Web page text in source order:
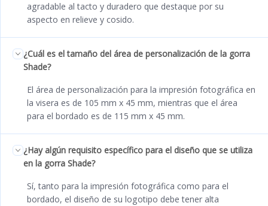
agradable al tacto y duradero que destaque por su
aspecto en relieve y cosido.
¿Cuál es el tamaño del área de personalización de la gorra
Shade?
El área de personalización para la impresión fotográfica en
la visera es de 105 mm x 45 mm, mientras que el área
para el bordado es de 115 mm x 45 mm.
¿Hay algún requisito específico para el diseño que se utiliza
en la gorra Shade?
Sí, tanto para la impresión fotográfica como para el
bordado, el diseño de su logotipo debe tener alta